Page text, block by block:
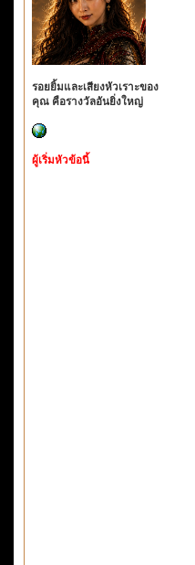
รอยยิ้มและเสียงหัวเราะของ
คุณ คือรางวัลอันยิ่งใหญ่
ผู้เริ่มหัวข้อนี้